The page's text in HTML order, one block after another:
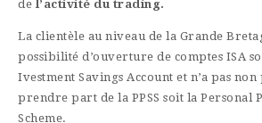
de l’activité du trading.
La clientèle au niveau de la Grande
possibilité d’ouverture de comptes ISA
Ivestment Savings Account et n’a pas
prendre part de la PPSS soit la Personal
Scheme.